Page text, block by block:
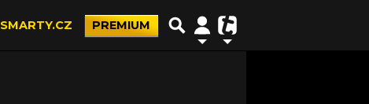
SMARTY.CZ PREMIUM